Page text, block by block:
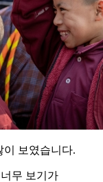
이 보였습니다.
무 보기가